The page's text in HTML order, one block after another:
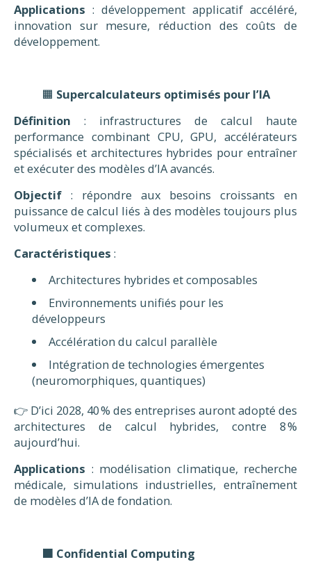
Applications : développement applicatif accéléré,
innovation sur mesure, réduction des coûts de
développement.
🟧 Supercalculateurs optimisés pour l’IA
Définition : infrastructures de calcul haute
performance combinant CPU, GPU, accélérateurs
spécialisés et architectures hybrides pour entraîner
et exécuter des modèles d’IA avancés.
Objectif : répondre aux besoins croissants en
puissance de calcul liés à des modèles toujours plus
volumeux et complexes.
Caractéristiques :
Architectures hybrides et composables
Environnements unifiés pour les
développeurs
Accélération du calcul parallèle
Intégration de technologies émergentes
(neuromorphiques, quantiques)
👉 D’ici 2028, 40 % des entreprises auront adopté des
architectures de calcul hybrides, contre 8 %
aujourd’hui.
Applications : modélisation climatique, recherche
médicale, simulations industrielles, entraînement
de modèles d’IA de fondation.
🟧 Confidential Computing